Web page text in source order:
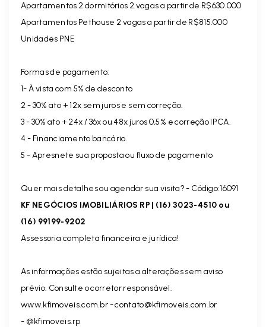
Apartamentos 2 dormitórios 2 vagas a partir de R$630.000
Apartamentos Pethouse 2 vagas a partir de R$815.000
Unidades PNE
Formas de pagamento:
1- À vista com 5% de desconto
2 - 30% ato + 12x sem juros e sem correção.
3 - 30% ato + 24x / 36x ou 48x juros 0,5% e correção IPCA.
4 - Financiamento bancário.
5 - Apresnete sua proposta ou fluxo de pagamento
Quer mais detalhes ou agendar sua visita? - Código:16091
KF NEGÓCIOS IMOBILIÁRIOS RP | (16) 3023-4510 ou
(16) 99199-9202
Assessoria completa financeira e jurídica!
As informações estão sujeitas a alterações sem aviso
prévio. Consulte o corretor responsável.
www.kfimoveis.com.br -contato@kfimoveis.com.br
- @kfimoveis.rp